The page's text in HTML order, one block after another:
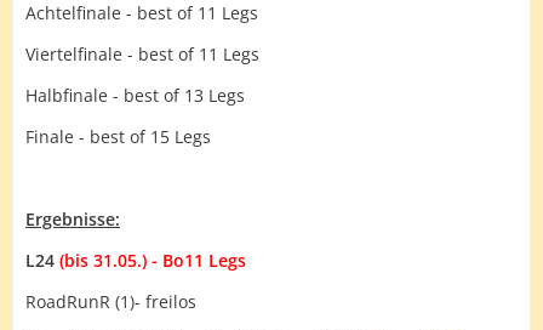
Achtelfinale - best of 11 Legs
Viertelfinale - best of 11 Legs
Halbfinale - best of 13 Legs
Finale - best of 15 Legs
Ergebnisse:
L24 (bis 31.05.) - Bo11 Legs
RoadRunR (1)- freilos